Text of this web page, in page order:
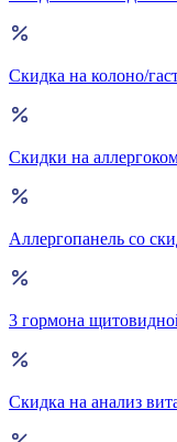
Скидка на колоно/
Скидки на
Аллергопанель со
3 гормона
Скидка на анализ